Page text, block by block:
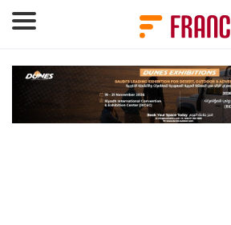
لوحة إدارة ملفات تعريف الارتباط